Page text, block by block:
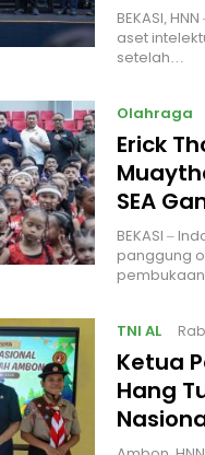
BEKASI,
aset
setelah…
Olahraga
Erick
SEA
BEKASI –
panggung
TNI AL
Ketua
Hang